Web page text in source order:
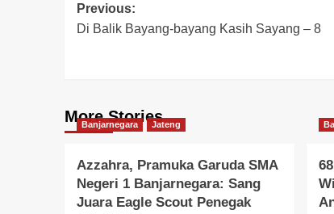
Previous:
Di Balik Bayang-bayang Kasih Sayang – 8
More Stories
Banjarnegara Jateng
Azzahra, Pramuka Garuda SMA
Negeri 1 Banjarnegara: Sang
Juara Eagle Scout Penegak